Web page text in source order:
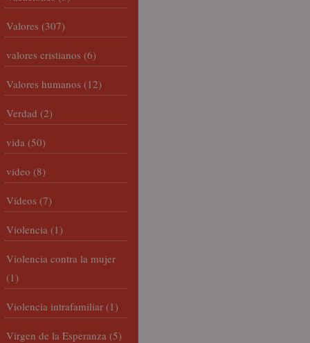
Valores (307)
valores cristianos (6)
Valores humanos (12)
Verdad (2)
vida (50)
video (8)
Vídeos (7)
Violencia (1)
Violencia contra la mujer
(1)
Violencia intrafamiliar (1)
Virgen de la Esperanza (5)